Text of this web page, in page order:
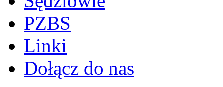
PZBS
Linki
Dołącz do nas